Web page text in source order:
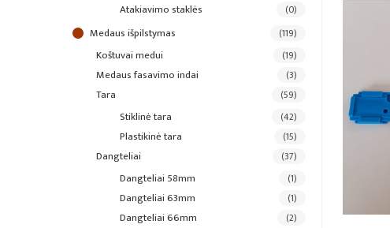
atakiavimo staklės (0)
medaus išpilstymas (119)
koštuvai medui (19)
medaus fasavimo indai (3)
tara (59)
stiklinė tara (42)
plastikinė tara (15)
dangteliai (37)
dangteliai 58mm (1)
dangteliai 63mm (1)
dangteliai 66mm (2)